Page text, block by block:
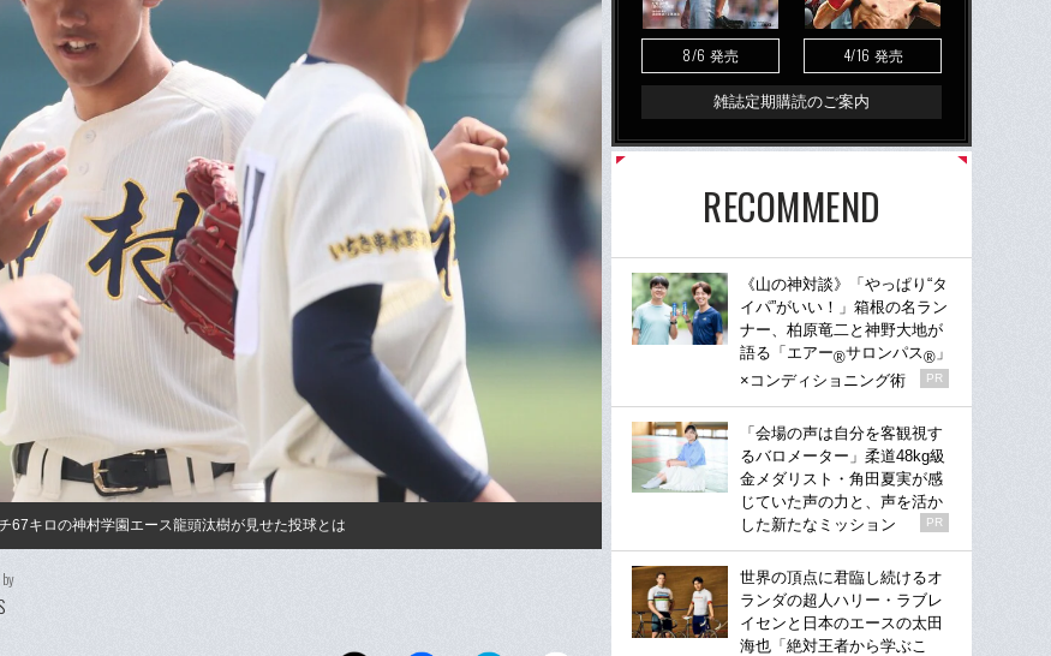
67キロの神村学園エース龍頭汰樹が見せた投球とは
8/6 発売 4/16 発売
雑誌定期購読のご案内
RECOMMEND
《山の神対談》「やっぱり“タ
イパ”がいい！」箱根の名ラン
ナー、柏原竜二と神野大地が
語る「エアー®サロンパス® 」
×コンディショニング術
PR
「会場の声は自分を客観視す
るバロメーター」柔道48kg級
金メダリスト・角田夏実が感
じていた声の力と、声を活か
した新たなミッション
PR
世界の頂点に君臨し続けるオ
ランダの超人ハリー・ラブレ
イセンと日本のエースの太田
海也「絶対王者から学ぶこ